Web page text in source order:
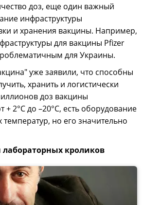
доз, еще один важный
инфраструктуры
и хранения вакцины. Например,
для вакцины Pfizer
для Украины.
уже заявили, что способны
хранить и логистически
доз вакцины
+ 2°C до –20°C, есть оборудование
температур, но его значительно
кроликов